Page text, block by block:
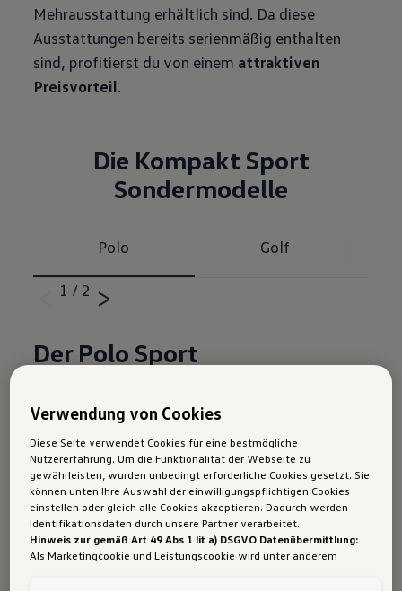
Mehrausstattung erhältlich sind. Da diese
Ausstattungen bereits serienmäßig enthalten
sind, profitierst du von einem attraktiven
Preisvorteil.
Die Kompakt Sport
Sondermodelle
Polo Golf
1 / 2
Der Polo Sport
17 Zoll Leichtmetallräder
Fahrerassistenzpaket inkl. proaktivem
Insassenschutzsystem, Parklenkassistent "Park
Assist" inkl. Einparkhilfe, Spurwechselassistent
"Side Assist" und Ausparkassistent
Rückfahrkamera "Rear View"
Verwendung von Cookies
Diese Seite verwendet Cookies für eine bestmögliche
Nutzererfahrung. Um die Funktionalität der Webseite zu
gewährleisten, wurden unbedingt erforderliche Cookies gesetzt. Sie
können unten Ihre Auswahl der einwilligungspflichtigen Cookies
einstellen oder gleich alle Cookies akzeptieren. Dadurch werden
Identifikationsdaten durch unsere Partner verarbeitet.
Hinweis zur gemäß Art 49 Abs 1 lit a) DSGVO Datenübermittlung:
Als Marketingcookie und Leistungscookie wird unter anderem